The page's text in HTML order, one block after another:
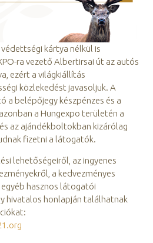
kártya nélkül is
ra vezető Albertirsai út az autós
ezért a világkiállítás
közlekedést javasoljuk. A
a belépőjegy készpénzes és a
a Hungexpo területén a
az ajándékboltokban kizárólag
fizetni a látogatók.
lehetőségeiről, az ingyenes
a kedvezményes
hasznos látogatói
hivatalos honlapján találhatnak